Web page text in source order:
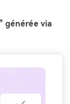
générée via